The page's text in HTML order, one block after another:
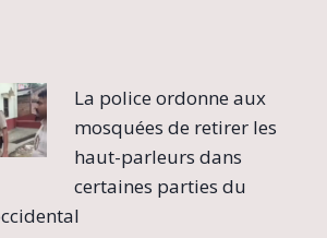
La police ordonne aux
mosquées de retirer les
haut-parleurs dans
certaines parties du